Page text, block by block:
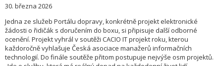
30. března 2026
Jedna ze služeb Portálu dopravy, konkrétně projekt elektronické
žádosti o řidičák s doručením do boxu, si připisuje další odborné
ocenění. Projekt vyhrál v soutěži CACIO IT projekt roku, kterou
každoročně vyhlašuje Česká asociace manažerů informačních
technologií. Do finále soutěže přitom postupuje nejvýše osm projektů.